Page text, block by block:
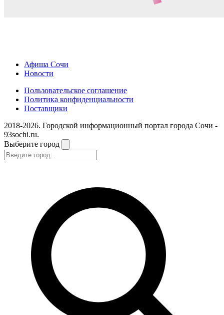
Афиша Сочи
Новости
Пользовательское соглашение
Политика конфиденциальности
Поставщики
2018-2026. Городской информационный портал города Сочи -
93sochi.ru.
Выберите город